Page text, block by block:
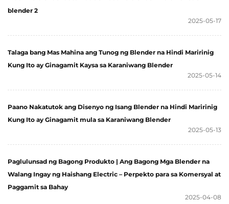
blender 2
2025-05-17
Talaga bang Mas Mahina ang Tunog ng Blender na Hindi Maririnig
Kung Ito ay Ginagamit Kaysa sa Karaniwang Blender
2025-05-14
Paano Nakatutok ang Disenyo ng Isang Blender na Hindi Maririnig
Kung Ito ay Ginagamit mula sa Karaniwang Blender
2025-05-13
Paglulunsad ng Bagong Produkto | Ang Bagong Mga Blender na
Walang Ingay ng Haishang Electric – Perpekto para sa Komersyal at
Paggamit sa Bahay
2025-04-08